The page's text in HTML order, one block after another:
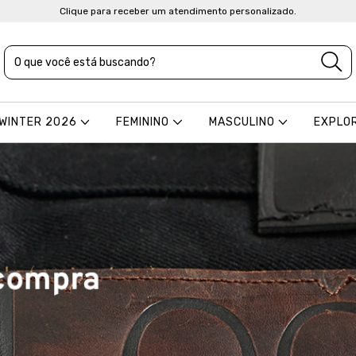
Clique para receber um atendimento personalizado.
2026 FEMININO MASCULINO